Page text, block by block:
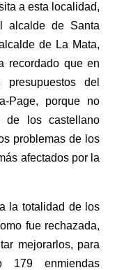
a esta localidad,
alcalde de Santa
de La Mata,
recordado que en
del
Page, porque no
de los castellano
problemas de los
afectados por la
la totalidad de los
fue rechazada,
mejorarlos, para
179 enmiendas